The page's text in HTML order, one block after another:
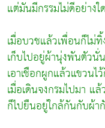
แต่มันมีกรรมไม่ดีอย่าง
เมื่อบวชแล้วเพื่อนก็ไม่
เก็บไปอยู่ผ้านุ่งพันตัวนั่
เอาเชือกผูกแล้วแขวนไ
เมื่อเดินจงกรมไปมา แ
ก็ไปยืนอยู่ใกล้กันกับผ้